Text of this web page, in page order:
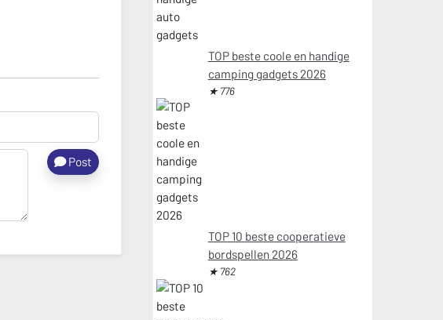
Post
TOP beste coole en handige
camping gadgets 2026
★ 776
TOP 10 beste cooperatieve
bordspellen 2026
★ 762